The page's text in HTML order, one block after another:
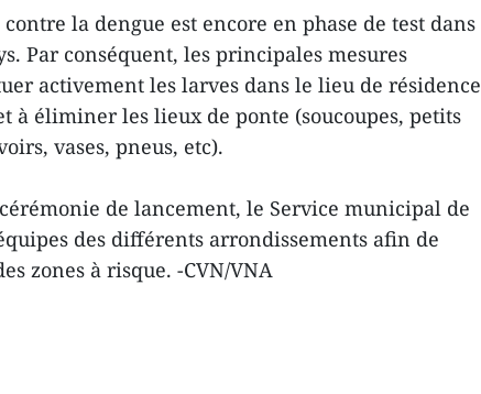
la dengue est encore en phase de test dans
Par conséquent, les principales mesures
activement les larves dans le lieu de résidence
à éliminer les lieux de ponte (soucoupes, petits
vases, pneus, etc).
de lancement, le Service municipal de
des différents arrondissements afin de
zones à risque. -CVN/VNA